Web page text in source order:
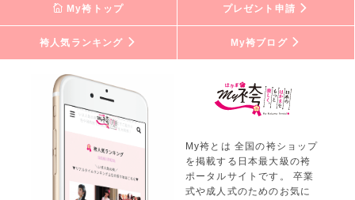
My袴トップ プレゼント申請
袴人気ランキング My袴ブログ
My袴とは 全国の袴ショップ
を掲載する日本最大級の袴
ポータルサイトです。 卒業
式や成人式のためのお気に